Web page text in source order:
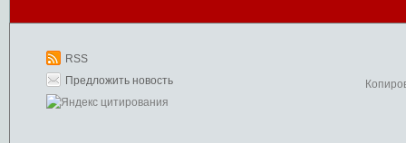
RSS
Предложить новость